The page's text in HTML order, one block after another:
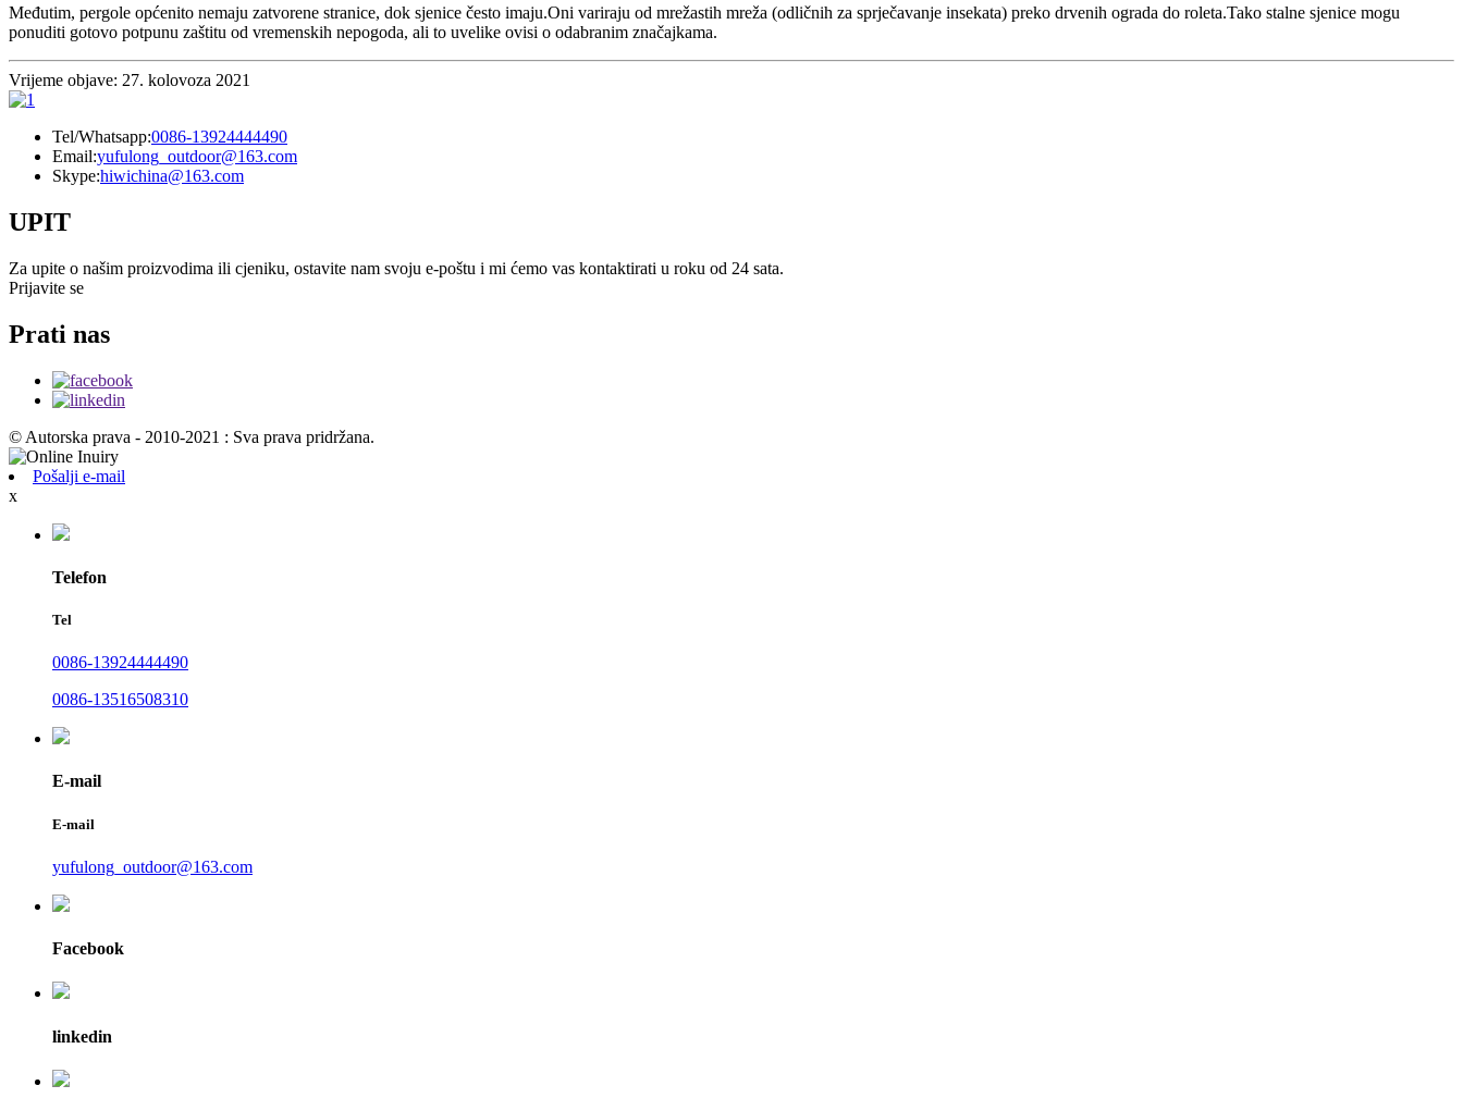
Međutim, pergole općenito nemaju zatvorene stranice, dok sjenice često imaju.Oni variraju od mrežastih mreža (odličnih za sprječavanje insekata) preko drvenih ograda do roleta.Tako stalne sjenice mogu
ponuditi gotovo potpunu zaštitu od vremenskih nepogoda, ali to uvelike ovisi o odabranim značajkama.
Vrijeme objave: 27. kolovoza 2021
Tel/Whatsapp:0086-13924444490
Email:yufulong_outdoor@163.com
Skype:hiwichina@163.com
UPIT
Za upite o našim proizvodima ili cjeniku, ostavite nam svoju e-poštu i mi ćemo vas kontaktirati u roku od 24 sata.
Prijavite se
Prati nas
© Autorska prava - 2010-2021 : Sva prava pridržana.
Pošalji e-mail
x
Telefon
Tel
0086-13924444490
0086-13516508310
E-mail
E-mail
yufulong_outdoor@163.com
Facebook
linkedin